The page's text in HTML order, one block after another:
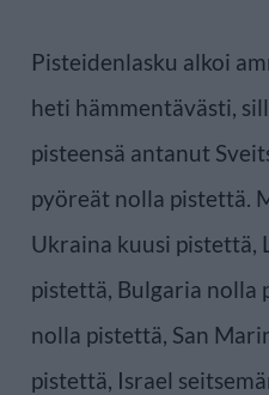
Pisteidenlasku alkoi
heti hämmentävästi,
pisteensä antanut
pyöreät nolla pistettä.
Ukraina kuusi pistettä,
pistettä, Bulgaria nolla
nolla pistettä, San
pistettä, Israel